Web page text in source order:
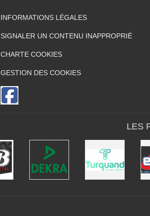
INFORMATIONS LÉGALES
SIGNALER UN CONTENU INAPPROPRIÉ
CHARTE COOKIES
GESTION DES COOKIES
LES